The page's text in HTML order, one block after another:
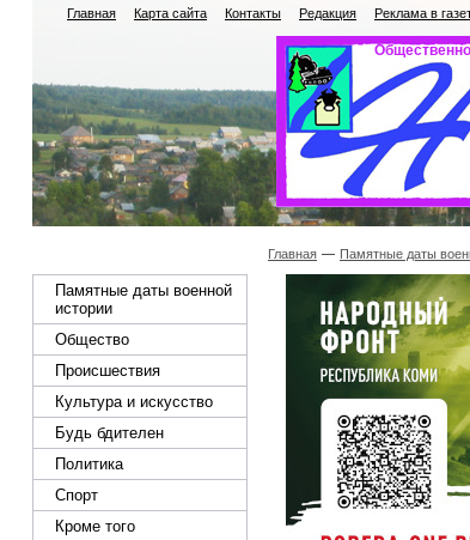
Главная Карта сайта Контакты Редакция Реклама в
Памятные даты военной
истории
Общество
Происшествия
Культура и искусство
Будь бдителен
Политика
Спорт
Кроме того
Главная Памятные даты